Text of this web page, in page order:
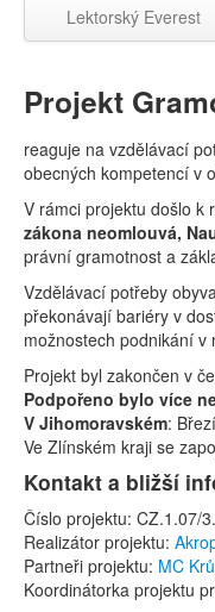
Lektorský Everest
Projekt
reaguje na vzdělávací
obecných kompetencí v
V rámci projektu došlo k
zákona neomlouvá,
právní gramotnost a
Vzdělávací potřeby
překonávají bariéry v
možnostech podnikání v
Projekt byl zakončen v
Podpořeno bylo více
V Jihomoravském:
Ve Zlínském kraji se
Kontakt a bližší
Číslo projektu: CZ.1.07/
Realizátor projektu:
Partneři projektu: MC
Koordinátorka projektu